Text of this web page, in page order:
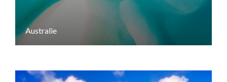
Australie